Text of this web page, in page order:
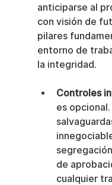
anticiparse al
con visión de
pilares
entorno de
la integridad.
Controles
es
de
cualquier